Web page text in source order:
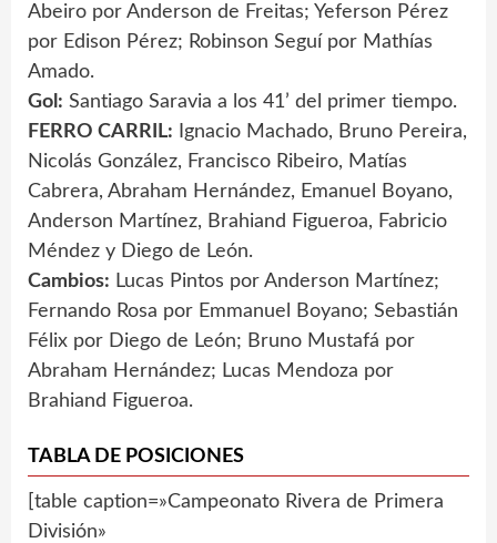
Abeiro por Anderson de Freitas; Yeferson Pérez
por Edison Pérez; Robinson Seguí por Mathías
Amado.
Gol: Santiago Saravia a los 41’ del primer tiempo.
FERRO CARRIL: Ignacio Machado, Bruno Pereira,
Nicolás González, Francisco Ribeiro, Matías
Cabrera, Abraham Hernández, Emanuel Boyano,
Anderson Martínez, Brahiand Figueroa, Fabricio
Méndez y Diego de León.
Cambios: Lucas Pintos por Anderson Martínez;
Fernando Rosa por Emmanuel Boyano; Sebastián
Félix por Diego de León; Bruno Mustafá por
Abraham Hernández; Lucas Mendoza por
Brahiand Figueroa.
TABLA DE POSICIONES
[table caption=»Campeonato Rivera de Primera
División»